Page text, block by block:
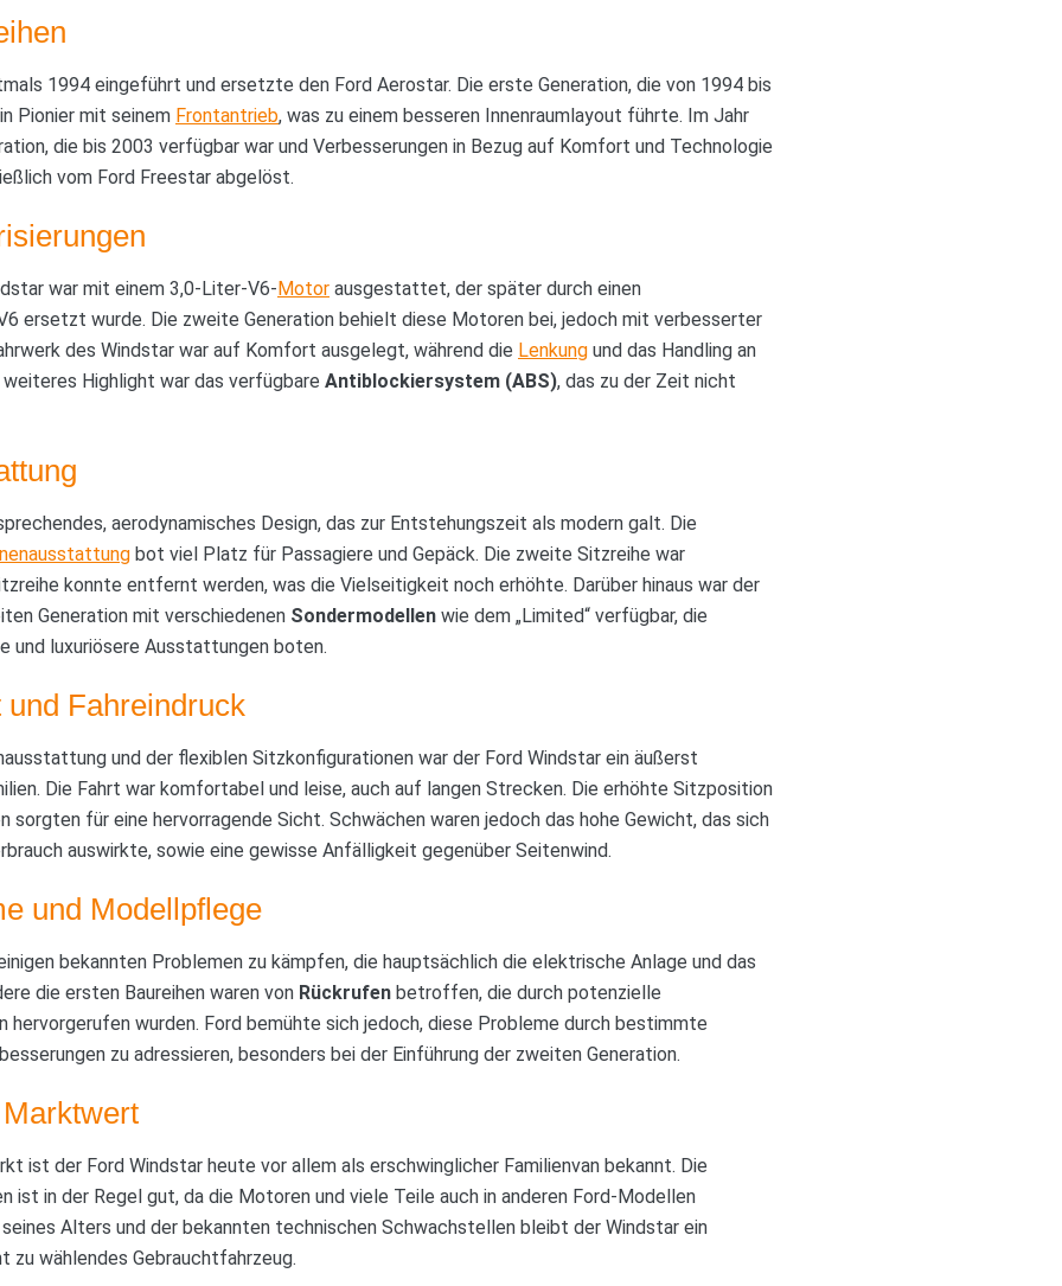
1994 eingeführt und ersetzte den Ford Aerostar. Die erste Generation, die von 1994 bis
Pionier mit seinem Frontantrieb, was zu einem besseren Innenraumlayout führte. Im Jahr
die bis 2003 verfügbar war und Verbesserungen in Bezug auf Komfort und Technologie
vom Ford Freestar abgelöst.
war mit einem 3,0-Liter-V6-Motor ausgestattet, der später durch einen
ersetzt wurde. Die zweite Generation behielt diese Motoren bei, jedoch mit verbesserter
des Windstar war auf Komfort ausgelegt, während die Lenkung und das Handling an
Highlight war das verfügbare Antiblockiersystem (ABS), das zu der Zeit nicht
aerodynamisches Design, das zur Entstehungszeit als modern galt. Die
bot viel Platz für Passagiere und Gepäck. Die zweite Sitzreihe war
konnte entfernt werden, was die Vielseitigkeit noch erhöhte. Darüber hinaus war der
Generation mit verschiedenen Sondermodellen wie dem „Limited“ verfügbar, die
und luxuriösere Ausstattungen boten.
Fahreindruck
und der flexiblen Sitzkonfigurationen war der Ford Windstar ein äußerst
Die Fahrt war komfortabel und leise, auch auf langen Strecken. Die erhöhte Sitzposition
sorgten für eine hervorragende Sicht. Schwächen waren jedoch das hohe Gewicht, das sich
auswirkte, sowie eine gewisse Anfälligkeit gegenüber Seitenwind.
und Modellpflege
bekannten Problemen zu kämpfen, die hauptsächlich die elektrische Anlage und das
die ersten Baureihen waren von Rückrufen betroffen, die durch potenzielle
hervorgerufen wurden. Ford bemühte sich jedoch, diese Probleme durch bestimmte
zu adressieren, besonders bei der Einführung der zweiten Generation.
ist der Ford Windstar heute vor allem als erschwinglicher Familienvan bekannt. Die
ist in der Regel gut, da die Motoren und viele Teile auch in anderen Ford-Modellen
Alters und der bekannten technischen Schwachstellen bleibt der Windstar ein
zu wählendes Gebrauchtfahrzeug.